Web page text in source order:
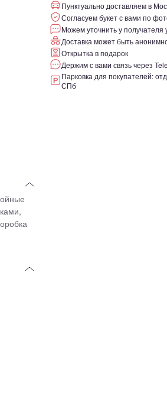
Пунктуально доставляем в
Согласуем букет с вами по
Можем уточнить у получателя
Доставка может быть
Открытка в подарок
Держим с вами связь через
Парковка для покупателей:
СПб